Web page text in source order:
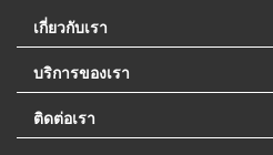
เกี่ยวกับเรา
บริการของเรา
ติดต่อเรา